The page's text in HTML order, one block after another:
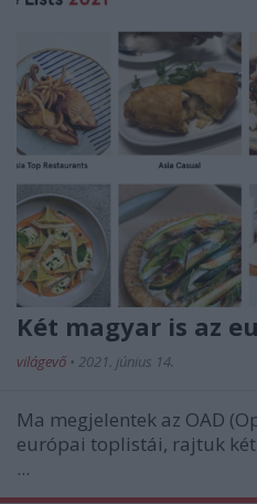
Két magyar is az
világevő • 2021. június 14.
Ma megjelentek az OAD
európai toplistái, rajtuk
...